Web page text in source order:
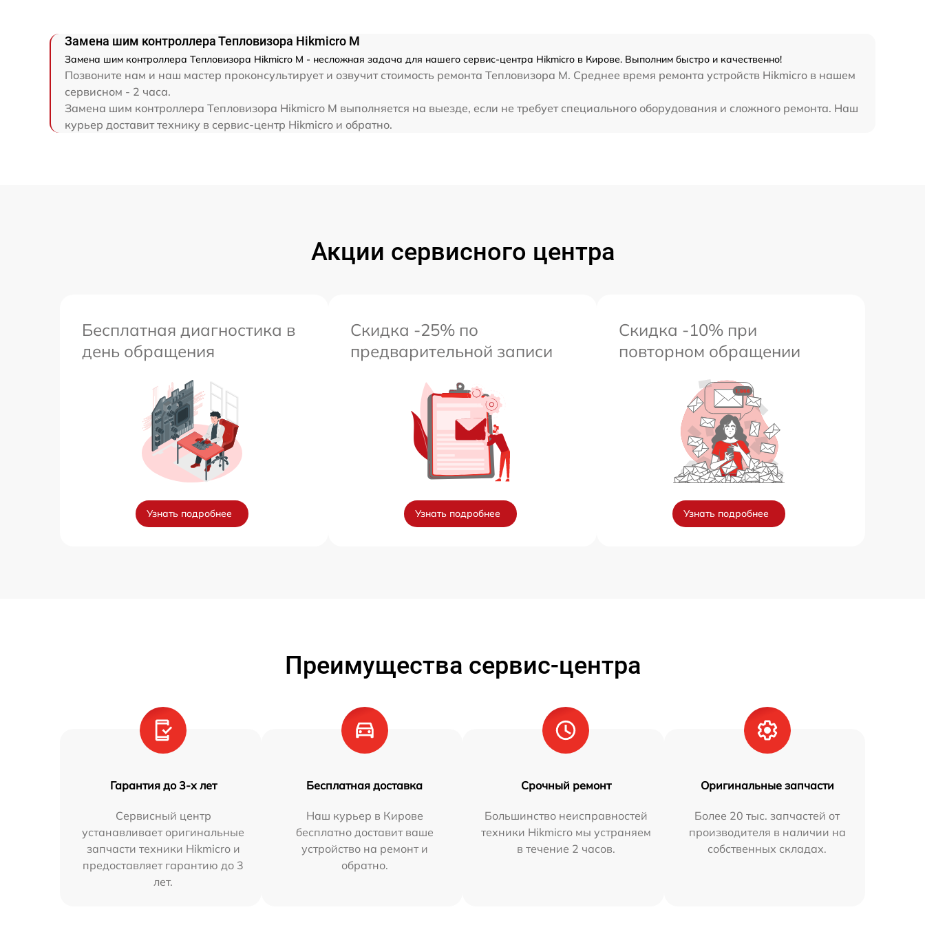
Замена шим контроллера Тепловизора Hikmicro M
Замена шим контроллера Тепловизора Hikmicro M - несложная задача для нашего сервис-центра Hikmicro в Кирове. Выполним быстро и качественно!
Позвоните нам и наш мастер проконсультирует и озвучит стоимость ремонта Тепловизора M. Среднее время ремонта устройств Hikmicro в нашем
сервисном - 2 часа.
Замена шим контроллера Тепловизора Hikmicro M выполняется на выезде, если не требует специального оборудования и сложного ремонта. Наш
курьер доставит технику в сервис-центр Hikmicro и обратно.
Акции сервисного центра
Бесплатная диагностика в
день обращения
Узнать подробнее
Скидка -25% по
предварительной записи
Узнать подробнее
Скидка -10% при
повторном обращении
Узнать подробнее
Преимущества сервис-центра
Гарантия до 3-х лет
Сервисный центр
устанавливает оригинальные
запчасти техники Hikmicro и
предоставляет гарантию до 3
лет.
Бесплатная доставка
Наш курьер в Кирове
бесплатно доставит ваше
устройство на ремонт и
обратно.
Срочный ремонт
Большинство неисправностей
техники Hikmicro мы устраняем
в течение 2 часов.
Оригинальные запчасти
Более 20 тыс. запчастей от
производителя в наличии на
собственных складах.